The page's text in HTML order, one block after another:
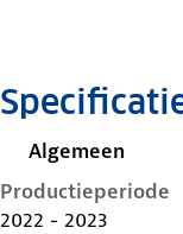
Algemeen
Productieperiode
2022 - 2023